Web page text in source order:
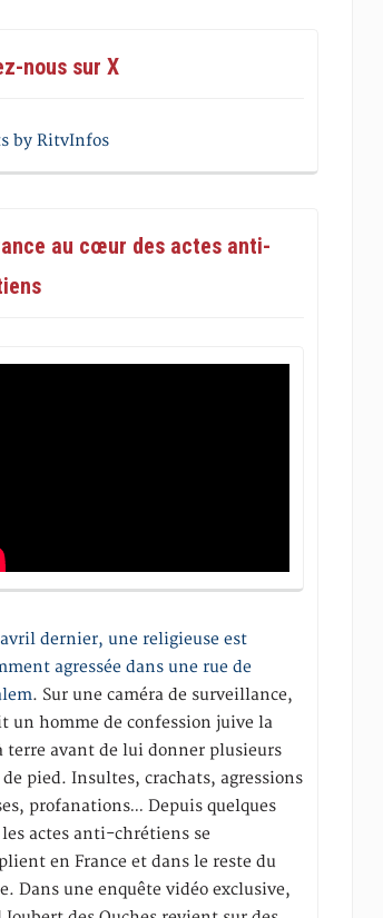
nous sur X
by RitvInfos
au cœur des actes anti-
avril dernier, une religieuse est
agressée dans une rue de
. Sur une caméra de surveillance,
un homme de confession juive la
terre avant de lui donner plusieurs
de pied. Insultes, crachats, agressions
profanations… Depuis quelques
actes anti-chrétiens se
en France et dans le reste du
Dans une enquête vidéo exclusive,